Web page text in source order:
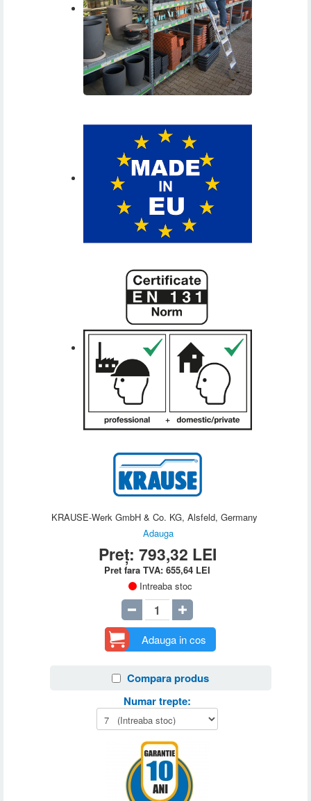
KRAUSE-Werk GmbH & Co. KG, Alsfeld, Germany
Adauga
Preț: 793,32 LEI
Pret fara TVA:655,64 LEI
Intreaba stoc
Adauga in cos
Compara produs
Numar trepte: